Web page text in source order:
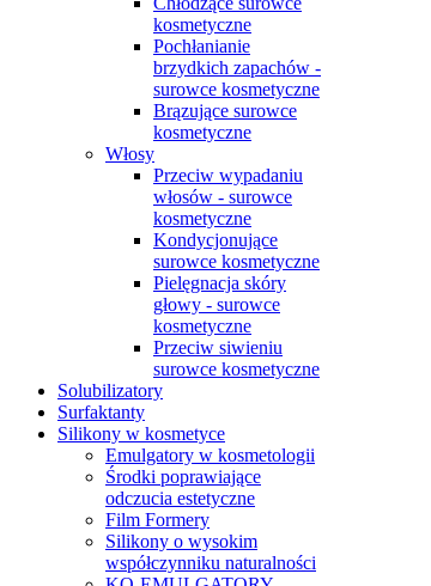
kosmetyczne
Pochłanianie
brzydkich zapachów -
surowce kosmetyczne
Brązujące surowce
kosmetyczne
Włosy
Przeciw wypadaniu
włosów - surowce
kosmetyczne
Kondycjonujące
surowce kosmetyczne
Pielęgnacja skóry
głowy - surowce
kosmetyczne
Przeciw siwieniu
surowce kosmetyczne
Solubilizatory
Surfaktanty
Silikony w kosmetyce
Emulgatory w kosmetologii
Środki poprawiające
odczucia estetyczne
Film Formery
Silikony o wysokim
współczynniku naturalności